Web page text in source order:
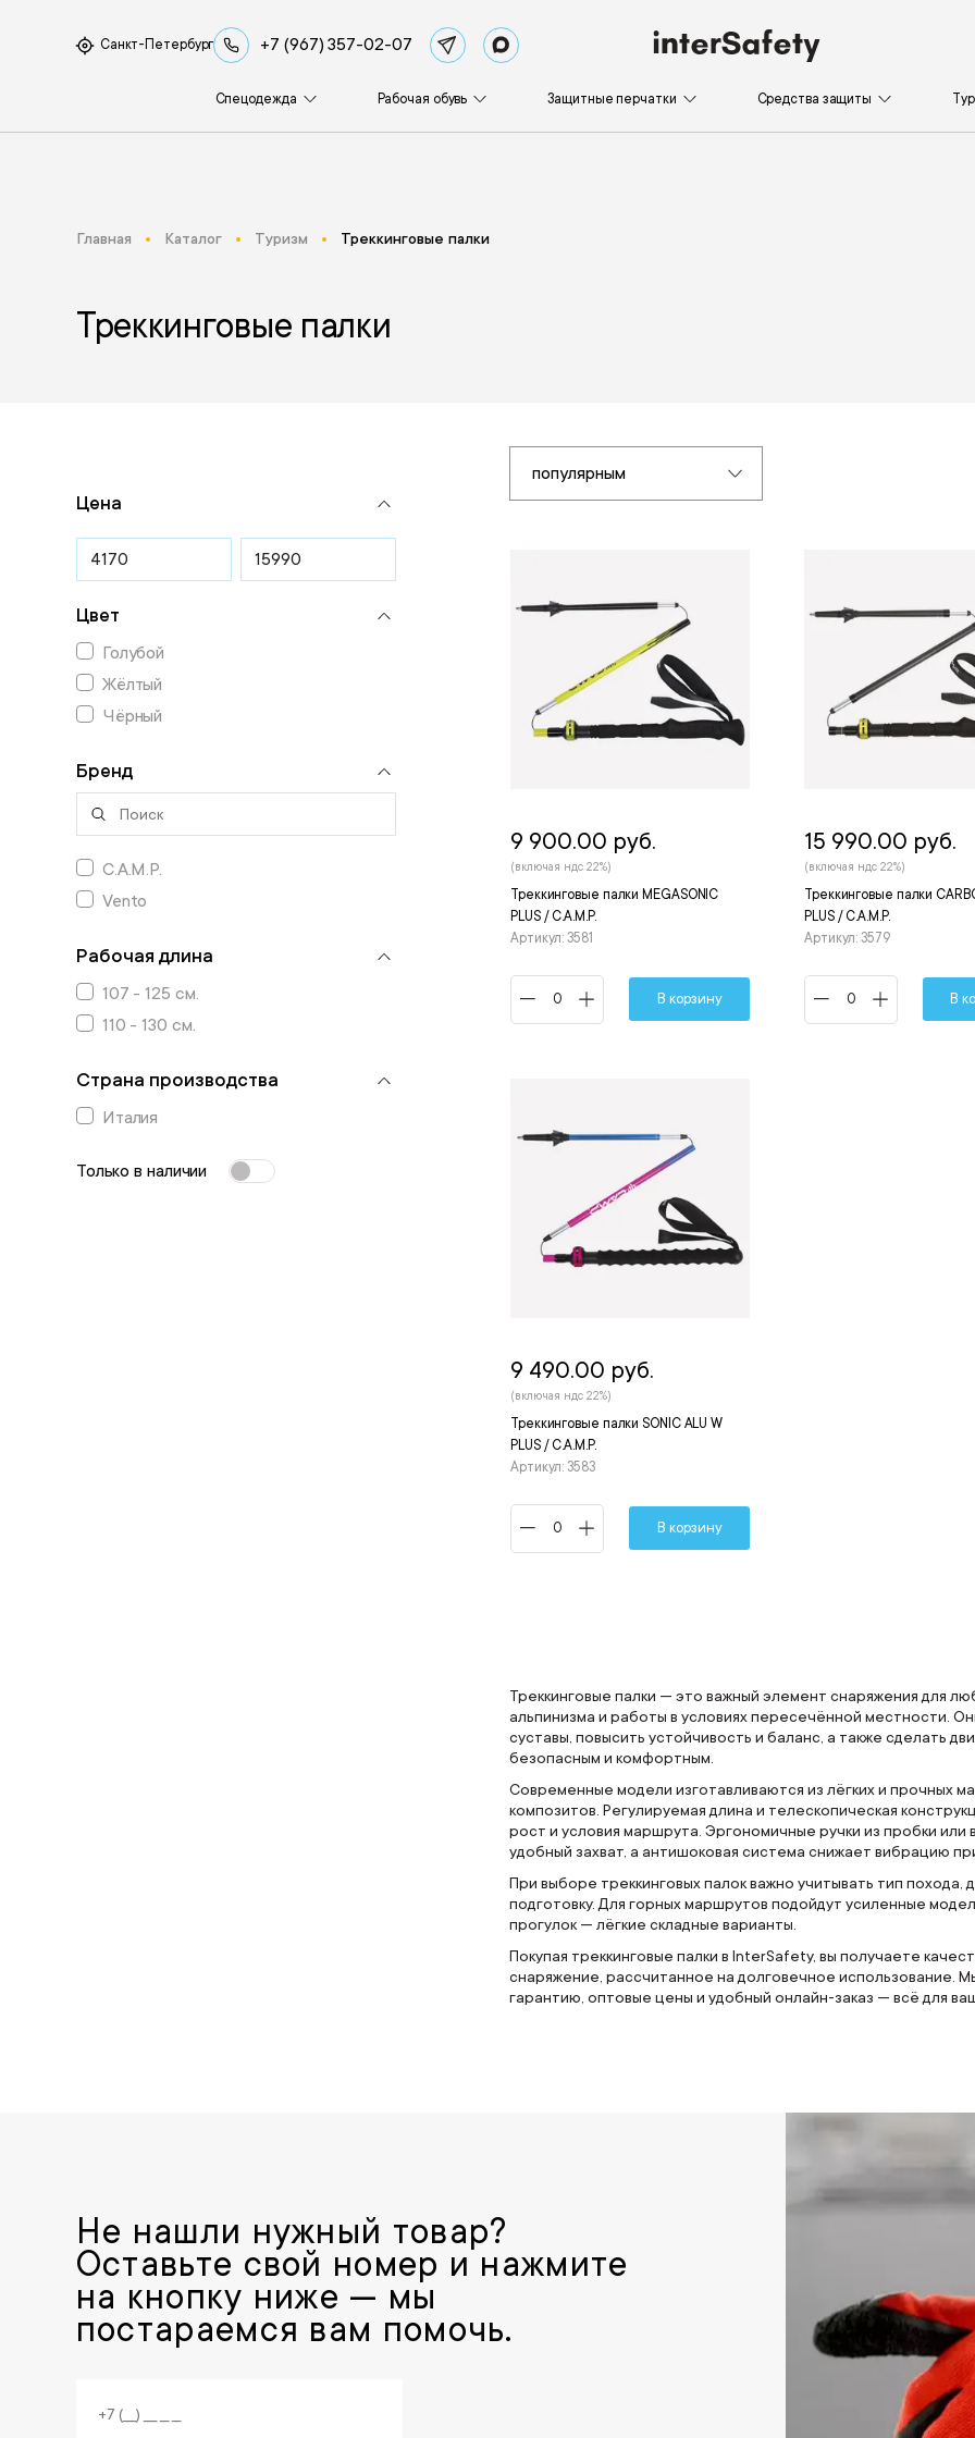
Санкт-Петербург +7 (967) 357-02-07
Спецодежда Рабочая обувь Защитные перчатки Средства защиты
Главная Каталог Туризм Треккинговые палки
Треккинговые палки
Цена
Цвет
Голубой
Жёлтый
Чёрный
Бренд
C.A.M.P.
Vento
Рабочая длина
107 - 125 см.
110 - 130 см.
Страна производства
Италия
Только в наличии
популярным
Треккинговые палки MEGASONIC
PLUS / C.A.M.P.
Артикул: 3581
9 900.00 руб.
(включая ндс 22%)
В корзину
Треккинговые палки
PLUS / C.A.M.P.
Артикул: 3579
15 990.00 руб.
(включая ндс 22%)
В
Треккинговые палки SONIC ALU W
PLUS / C.A.M.P.
Артикул: 3583
9 490.00 руб.
(включая ндс 22%)
В корзину
Треккинговые палки — это важный элемент снаряжения для
альпинизма и работы в условиях пересечённой местности.
суставы, повысить устойчивость и баланс, а также сделать
безопасным и комфортным.
Современные модели изготавливаются из лёгких и прочных
композитов. Регулируемая длина и телескопическая
рост и условия маршрута. Эргономичные ручки из пробки или
удобный захват, а антишоковая система снижает вибрацию
При выборе треккинговых палок важно учитывать тип
подготовку. Для горных маршрутов подойдут усиленные
прогулок — лёгкие складные варианты.
Покупая треккинговые палки в InterSafety, вы получаете
снаряжение, рассчитанное на долговечное использование.
гарантию, оптовые цены и удобный онлайн-заказ — всё для
Не нашли нужный товар?
Оставьте свой номер и нажмите
на кнопку ниже — мы
постараемся вам помочь.